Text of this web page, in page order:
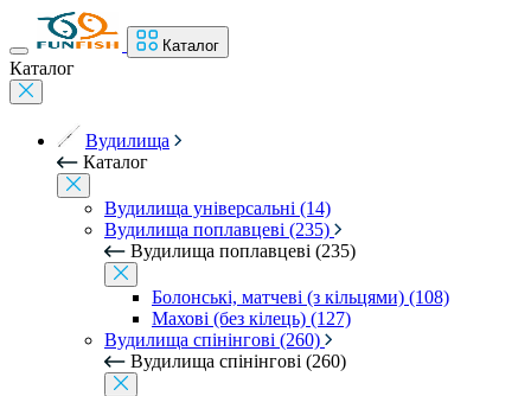
Каталог
Каталог
Вудилища
Каталог
Вудилища універсальні (14)
Вудилища поплавцеві (235)
Вудилища поплавцеві (235)
Болонські, матчеві (з кільцями) (108)
Махові (без кілець) (127)
Вудилища спінінгові (260)
Вудилища спінінгові (260)